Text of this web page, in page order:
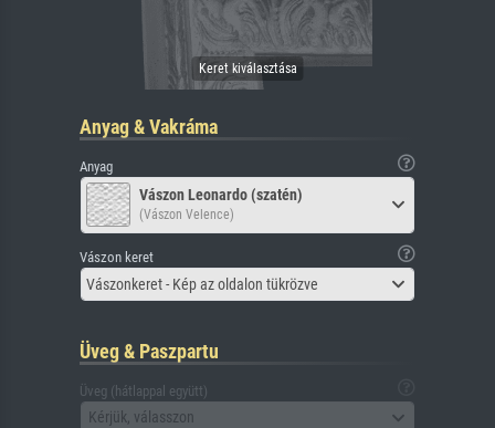
Anyag & Vakráma
Anyag
Vászon Leonardo (szatén)
(Vászon Velence)
Vászon keret
Vászonkeret - Kép az oldalon tükrözve
Üveg & Paszpartu
Üveg (hátlappal együtt)
Kérjük, válasszon